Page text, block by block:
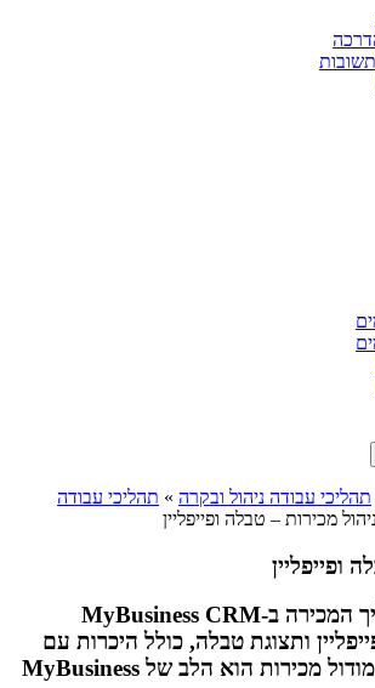
תהליכי עבודה ניהול ובקרה » תהליכי עבודה
מכירות – טבלה ופייפליין
ופייפליין
מדריך לניהול תהליך המכירה ב-MyBusiness CRM
ותצוגת טבלה, כולל היכרות עם
דשבורד המכירות. מודול מכירות הוא הלב של MyBusiness